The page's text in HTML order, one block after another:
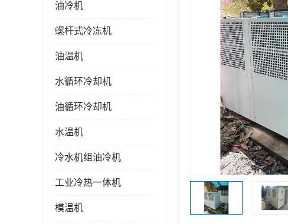
油冷机
螺杆式冷冻机
油温机
水循环冷却机
油循环冷却机
水温机
冷水机组油冷机
工业冷热一体机
模温机